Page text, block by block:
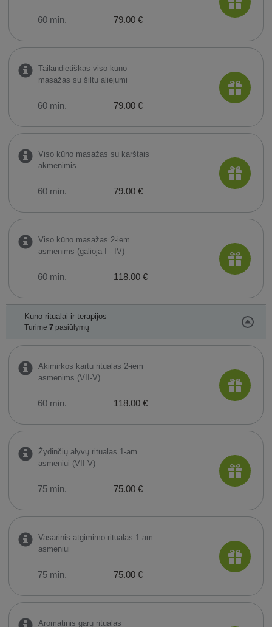
60 min. 79.00 €
Tailandietiškas viso kūno
masažas su šiltu aliejumi
60 min. 79.00 €
Viso kūno masažas su karštais
akmenimis
60 min. 79.00 €
Viso kūno masažas 2-iem
asmenims (galioja I - IV)
60 min. 118.00 €
Kūno ritualai ir terapijos
Turime 7 pasiūlymų
Akimirkos kartu ritualas 2-iem
asmenims (VII-V)
60 min. 118.00 €
Žydinčių alyvų ritualas 1-am
asmeniui (VII-V)
75 min. 75.00 €
Vasarinis atgimimo ritualas 1-am
asmeniui
75 min. 75.00 €
Aromatinis garų ritualas